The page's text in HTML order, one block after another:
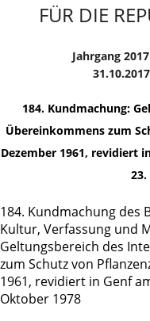
FÜR DIE
Jahrgang 2017
31.10.2017
184. Kundmachung:
Übereinkommens zum
Dezember 1961, revidiert
184. Kundmachung des
Kultur, Verfassung und
Geltungsbereich des
zum Schutz von
1961, revidiert in Genf
Oktober 1978